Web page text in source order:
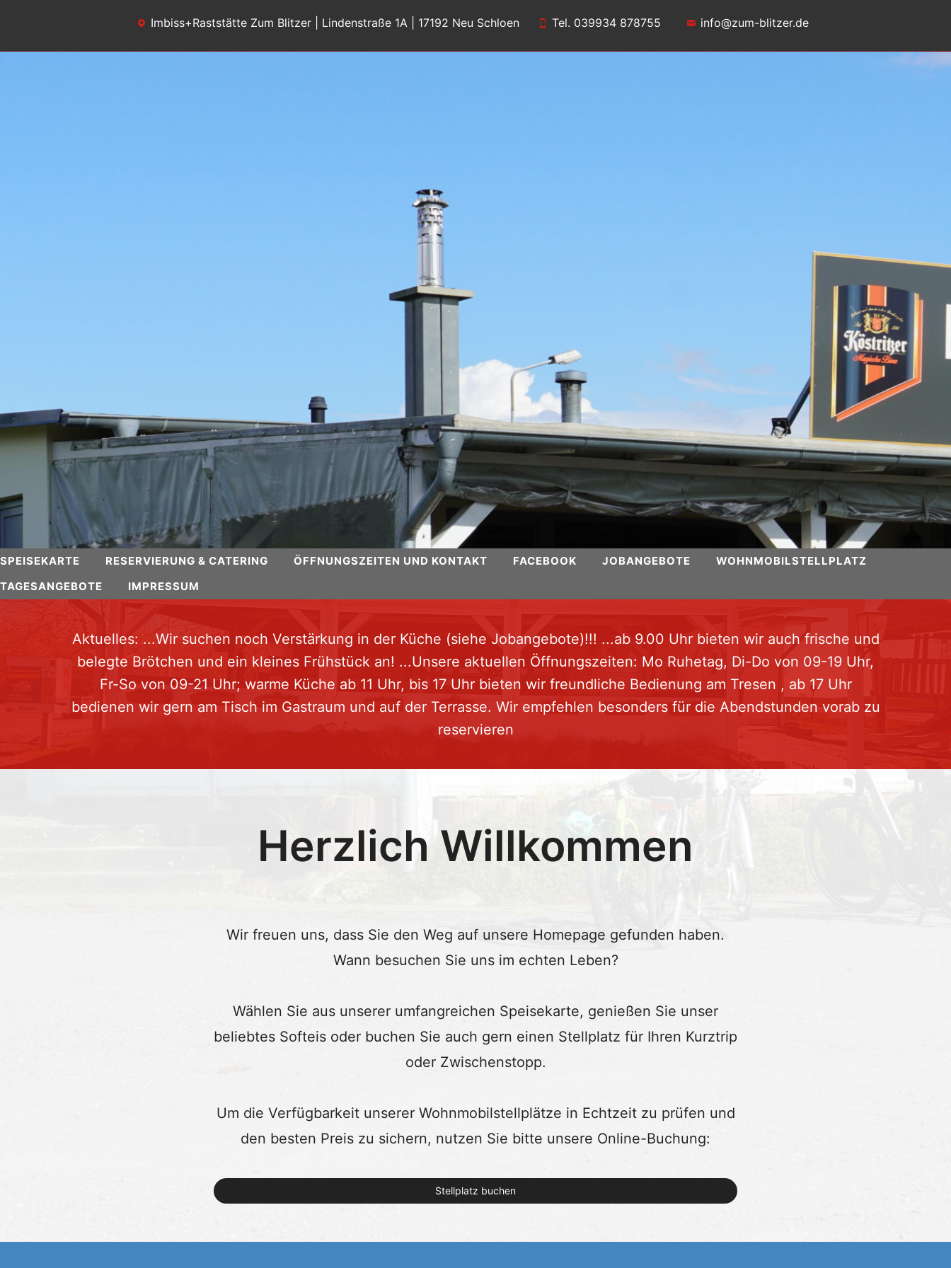
Imbiss+Raststätte Zum Blitzer | Lindenstraße 1A | 17192 Neu Schloen Tel. 039934 878755 info@zum-blitzer.de
SPEISEKARTE RESERVIERUNG & CATERING ÖFFNUNGSZEITEN UND KONTAKT FACEBOOK JOBANGEBOTE
WOHNMOBILSTELLPLATZ
TAGESANGEBOTE
IMPRESSUM
Aktuelles: ...Wir suchen noch Verstärkung in der Küche (siehe Jobangebote)!!! ...ab 9.00 Uhr bieten wir auch frische und
belegte Brötchen und ein kleines Frühstück an! ...Unsere aktuellen Öffnungszeiten: Mo Ruhetag, Di-Do von 09-19 Uhr,
Fr-So von 09-21 Uhr; warme Küche ab 11 Uhr, bis 17 Uhr bieten wir freundliche Bedienung am Tresen , ab 17 Uhr
bedienen wir gern am Tisch im Gastraum und auf der Terrasse. Wir empfehlen besonders für die Abendstunden vorab zu
reservieren
Herzlich Willkommen
Wir freuen uns, dass Sie den Weg auf unsere Homepage gefunden haben.
Wann besuchen Sie uns im echten Leben?
Wählen Sie aus unserer umfangreichen Speisekarte, genießen Sie unser
beliebtes Softeis oder buchen Sie auch gern einen Stellplatz für Ihren Kurztrip
oder Zwischenstopp.
Um die Verfügbarkeit unserer Wohnmobilstellplätze in Echtzeit zu prüfen und
den besten Preis zu sichern, nutzen Sie bitte unsere Online-Buchung:
Stellplatz buchen